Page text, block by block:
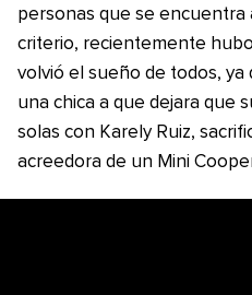
personas que se encuentra
criterio, recientemente
volvió el sueño de todos, ya
una chica a que dejara que
solas con Karely Ruiz,
acreedora de un Mini